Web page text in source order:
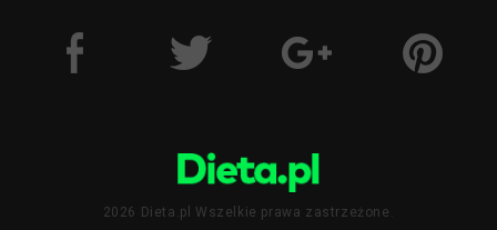
2026 Dieta.pl Wszelkie prawa zastrzeżone.